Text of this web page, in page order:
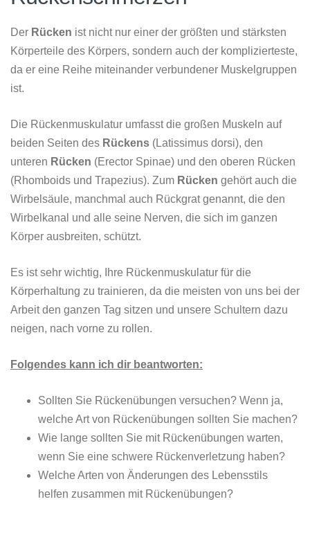
Der Rücken ist nicht nur einer der größten und stärksten
Körperteile des Körpers, sondern auch der komplizierteste,
da er eine Reihe miteinander verbundener Muskelgruppen
ist.
Die Rückenmuskulatur umfasst die großen Muskeln auf
beiden Seiten des Rückens (Latissimus dorsi), den
unteren Rücken (Erector Spinae) und den oberen Rücken
(Rhomboids und Trapezius). Zum Rücken gehört auch die
Wirbelsäule, manchmal auch Rückgrat genannt, die den
Wirbelkanal und alle seine Nerven, die sich im ganzen
Körper ausbreiten, schützt.
Es ist sehr wichtig, Ihre Rückenmuskulatur für die
Körperhaltung zu trainieren, da die meisten von uns bei der
Arbeit den ganzen Tag sitzen und unsere Schultern dazu
neigen, nach vorne zu rollen.
Folgendes kann ich dir beantworten:
Sollten Sie Rückenübungen versuchen? Wenn ja,
welche Art von Rückenübungen sollten Sie machen?
Wie lange sollten Sie mit Rückenübungen warten,
wenn Sie eine schwere Rückenverletzung haben?
Welche Arten von Änderungen des Lebensstils
helfen zusammen mit Rückenübungen?